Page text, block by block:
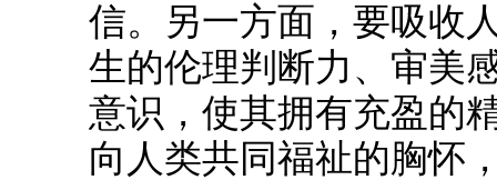
信。另一方面，要吸收
生的伦理判断力、审美
意识，使其拥有充盈的
向人类共同福祉的胸怀